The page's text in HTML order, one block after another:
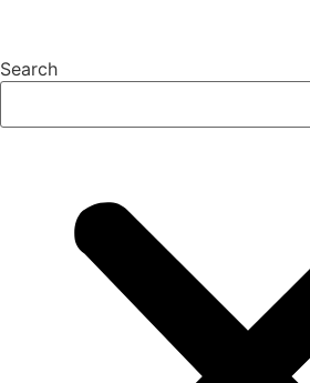
Search